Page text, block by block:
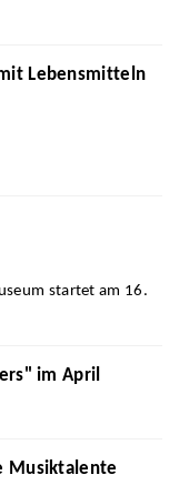
Lebensmitteln
startet am 16.
im April
Musiktalente